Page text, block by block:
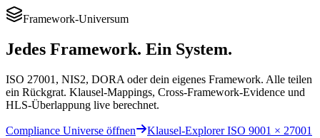
Framework-Universum
Jedes Framework. Ein System.
ISO 27001, NIS2, DORA oder dein eigenes Framework. Alle teilen
ein Rückgrat. Klausel-Mappings, Cross-Framework-Evidence und
HLS-Überlappung live berechnet.
Compliance Universe öffnen Klausel-Explorer ISO 9001 × 27001